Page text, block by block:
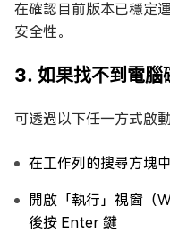
在確認目前版本已穩定
安全性。
3. 如果找不到電腦
可透過以下任一方式啟
在工作列的搜尋方塊
開啟「執行」視窗（
後按 Enter 鍵